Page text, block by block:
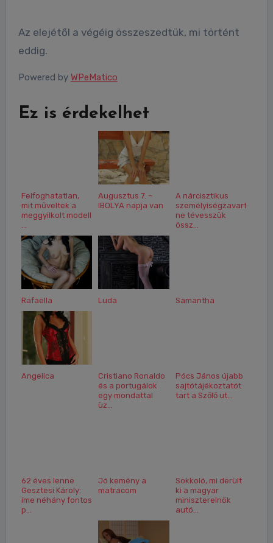
Az elejétől a végéig összeszedtük, mi történt
eddig.
Powered by WPeMatico
Ez is érdekelhet
Felfoghatatlan,
mit műveltek a
meggyilkolt modell
Augusztus 7. –
IBOLYA napja van
A nárcisztikus
személyiségzavart
ne tévesszük
össz...
Rafaella Luda Samantha
Angelica
Cristiano Ronaldo
és a portugálok
egy mondattal
üz...
Pócs János újabb
sajtótájékoztatót
tart a Szőlő ut...
62 éves lenne
Gesztesi Károly:
íme néhány fontos
p...
Jó kemény a
matracom
Sokkoló, mi derült
ki a magyar
miniszterelnök
autó...